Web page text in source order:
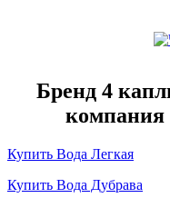
Бренд 4
компания
Купить Вода Легкая
Купить Вода Дубрава